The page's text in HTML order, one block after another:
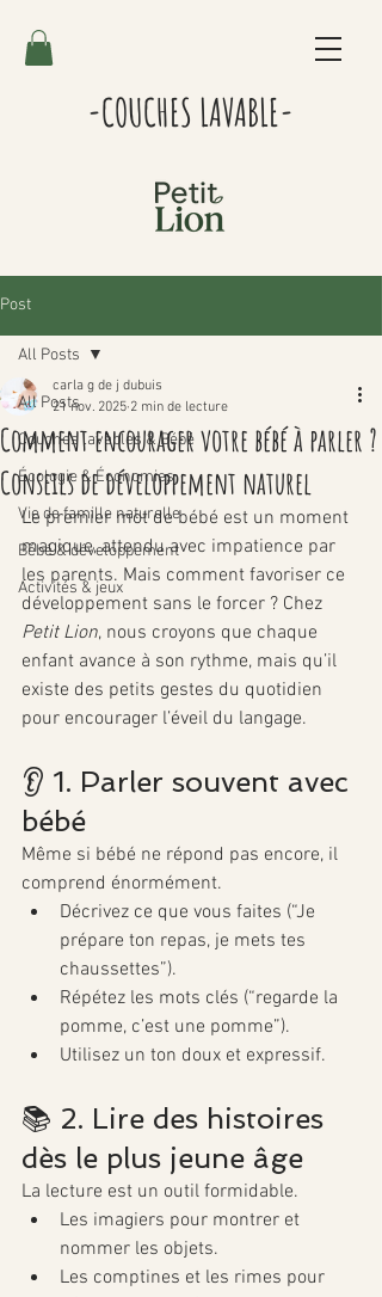
-COUCHES LAVABLE-
Post
All Posts
Couches lavables & Bébé
Écologie & Économies
Vie de famille naturelle
Bébé & développement
Activités & jeux
All Posts
Comment encourager votre bébé à parler ?
Conseils de développement naturel
carla g de j dubuis
21 nov. 2025 2 min de lecture
Le premier mot de bébé est un moment
magique, attendu avec impatience par
les parents. Mais comment favoriser ce
développement sans le forcer ? Chez
Petit Lion, nous croyons que chaque
enfant avance à son rythme, mais qu’il
existe des petits gestes du quotidien
pour encourager l’éveil du langage.
👂 1. Parler souvent avec
bébé
Même si bébé ne répond pas encore, il
comprend énormément.
Décrivez ce que vous faites (“Je
prépare ton repas, je mets tes
chaussettes”).
Répétez les mots clés (“regarde la
pomme, c’est une pomme”).
Utilisez un ton doux et expressif.
📚 2. Lire des histoires
dès le plus jeune âge
La lecture est un outil formidable.
Les imagiers pour montrer et
nommer les objets.
Les comptines et les rimes pour